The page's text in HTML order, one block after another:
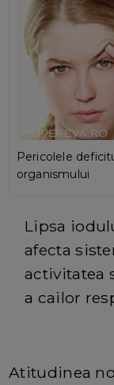
Pericolele
organismului
Lipsa
afecta
activitatea
a cailor
Atitudinea